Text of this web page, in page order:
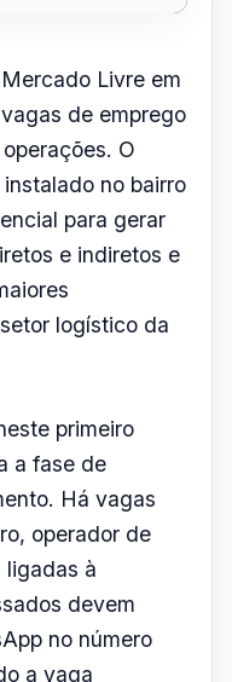
a fase de
Há vagas
operador de
à
devem
no número
a vaga
dentro
300 mil
cerca de 20
ficará próxima
e Carvalho
para o
mercadorias.